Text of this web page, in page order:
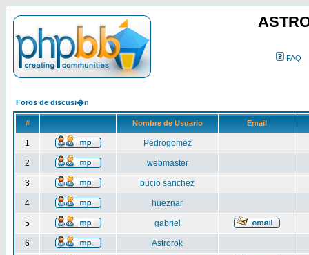
FAQ
Foros de discusi�n
# Nombre de Usuario Email
1 Pedrogomez
2 webmaster
3 bucio sanchez
4 hueznar
5 gabriel
6 Astrorok